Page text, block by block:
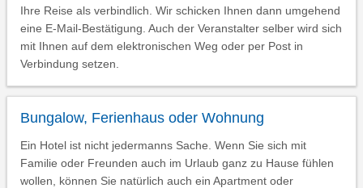
Ihre Reise als verbindlich. Wir schicken Ihnen dann umgehend
eine E-Mail-Bestätigung. Auch der Veranstalter selber wird sich
mit Ihnen auf dem elektronischen Weg oder per Post in
Verbindung setzen.
Bungalow, Ferienhaus oder Wohnung
Ein Hotel ist nicht jedermanns Sache. Wenn Sie sich mit
Familie oder Freunden auch im Urlaub ganz zu Hause fühlen
wollen, können Sie natürlich auch ein Apartment oder